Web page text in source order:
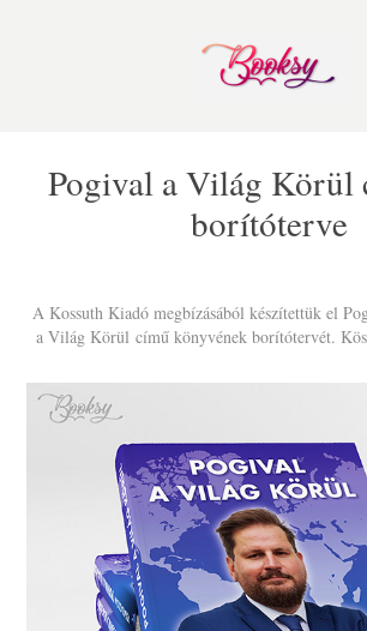
Pogival a Világ Körül
borítóterve
A Kossuth Kiadó megbízásából készítettük el
a Világ Körül című könyvének borítótervét.